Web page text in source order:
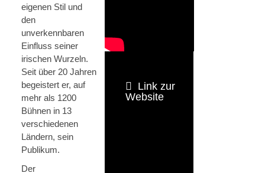
eigenen Stil und
den
unverkennbaren
Einfluss seiner
irischen Wurzeln.
Seit über 20 Jahren
begeistert er, auf
mehr als 1200
Bühnen in 13
verschiedenen
Ländern, sein
Publikum.
Der
Link zur
Website